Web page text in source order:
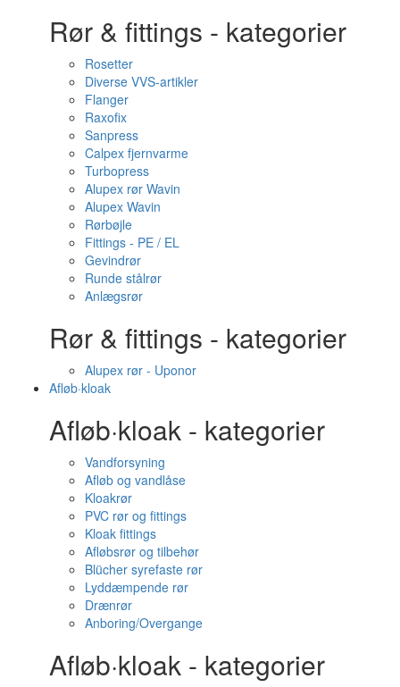
Rør & fittings - kategorier
Rosetter
Diverse VVS-artikler
Flanger
Raxofix
Sanpress
Calpex fjernvarme
Turbopress
Alupex rør Wavin
Alupex Wavin
Rørbøjle
Fittings - PE / EL
Gevindrør
Runde stålrør
Anlægsrør
Rør & fittings - kategorier
Alupex rør - Uponor
Afløb·kloak
Afløb·kloak - kategorier
Vandforsyning
Afløb og vandlåse
Kloakrør
PVC rør og fittings
Kloak fittings
Afløbsrør og tilbehør
Blücher syrefaste rør
Lyddæmpende rør
Drænrør
Anboring/Overgange
Afløb·kloak - kategorier